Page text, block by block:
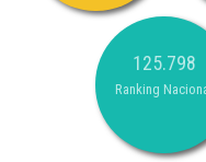
125.798
Ranking